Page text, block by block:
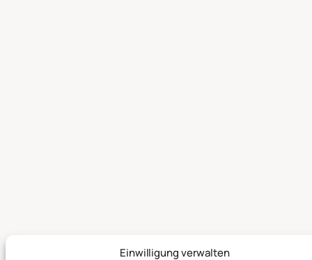
Einwilligung verwalten